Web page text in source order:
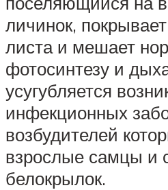
личинок,
листа и мешает
фотосинтезу и
усугубляется
инфекционных
возбудителей
взрослые самцы и
белокрылок.